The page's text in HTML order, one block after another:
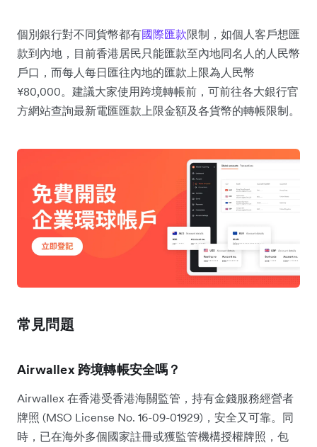
個別銀行對不同貨幣都有國際匯款限制，如個人客戶想匯
款到內地，目前香港居民只能匯款至內地同名人的人民幣
戶口，而每人每日匯往內地的匯款上限為人民幣
¥80,000。建議大家使用跨境轉帳前，可前往各大銀行官
方網站查詢最新電匯匯款上限金額及各貨幣的轉帳限制。
常見問題
Airwallex 跨境轉帳安全嗎？
Airwallex 在香港受香港海關監管，持有金錢服務經營者
牌照 (MSO License No. 16-09-01929)，安全又可靠。同
時，已在海外多個國家註冊或獲監管機構授權牌照，包